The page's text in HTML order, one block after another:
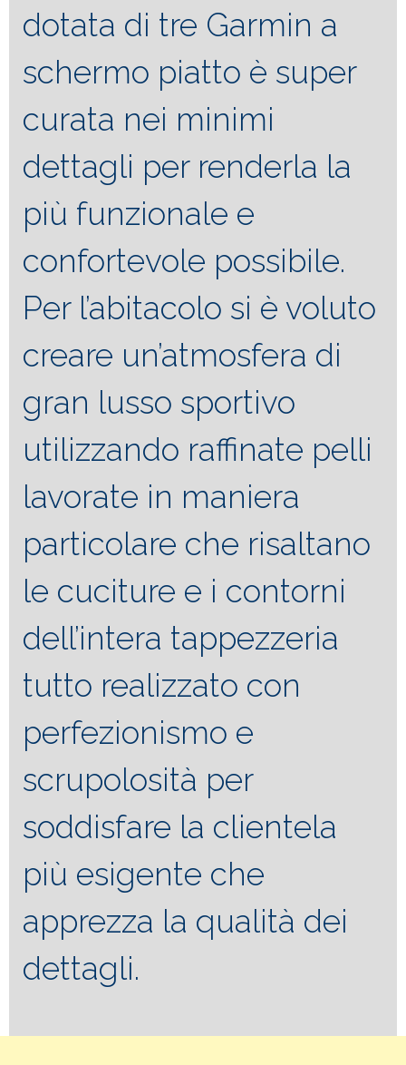
dotata di tre Garmin a
schermo piatto è super
curata nei minimi
dettagli per renderla la
più funzionale e
confortevole possibile.
Per l’abitacolo si è voluto
creare un’atmosfera di
gran lusso sportivo
utilizzando raffinate pelli
lavorate in maniera
particolare che risaltano
le cuciture e i contorni
dell’intera tappezzeria
tutto realizzato con
perfezionismo e
scrupolosità per
soddisfare la clientela
più esigente che
apprezza la qualità dei
dettagli.